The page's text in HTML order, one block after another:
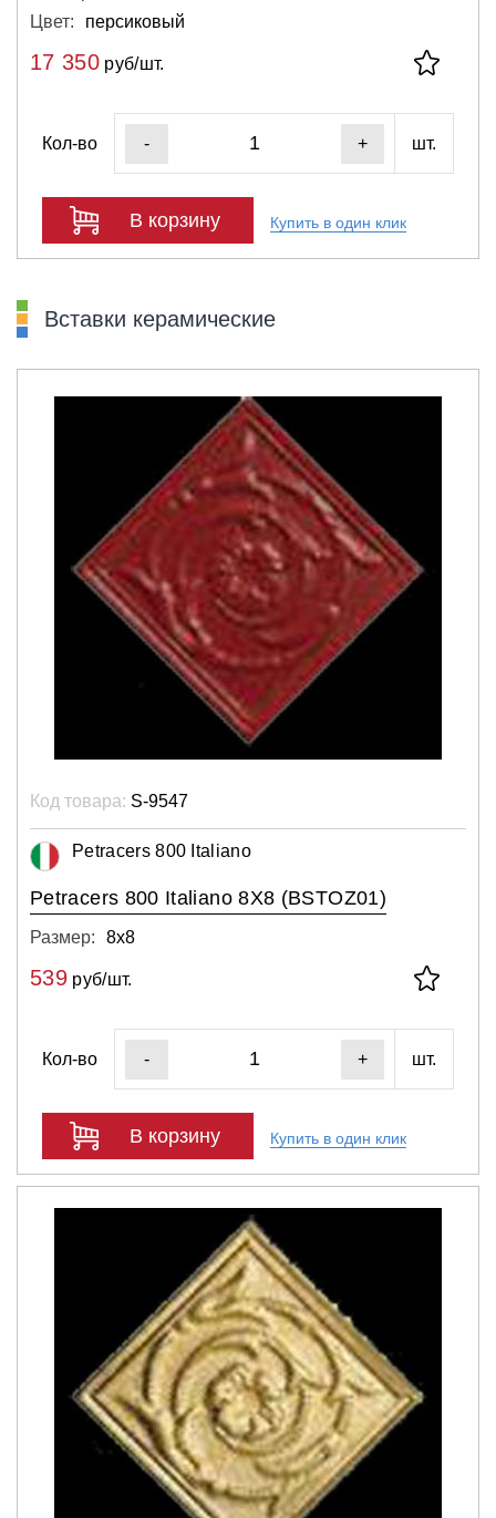
Цвет:
персиковый
17 350руб/шт.
Кол-во - + шт.
В корзину Купить в один клик
Вставки керамические
Код товара: S-9547
Petracers 800 Italiano
Petracers 800 Italiano 8X8 (BSTOZ01)
Размер: 8х8
539руб/шт.
Кол-во - + шт.
В корзину Купить в один клик